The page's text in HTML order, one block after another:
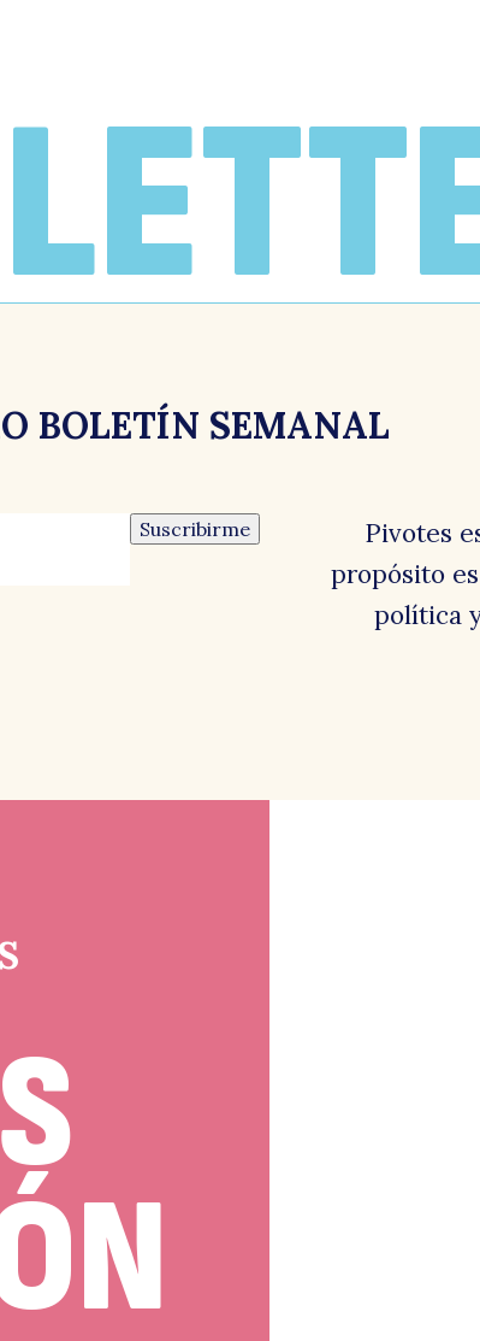
BOLETÍN SEMANAL
Suscribirme
Pivotes
propósito
política